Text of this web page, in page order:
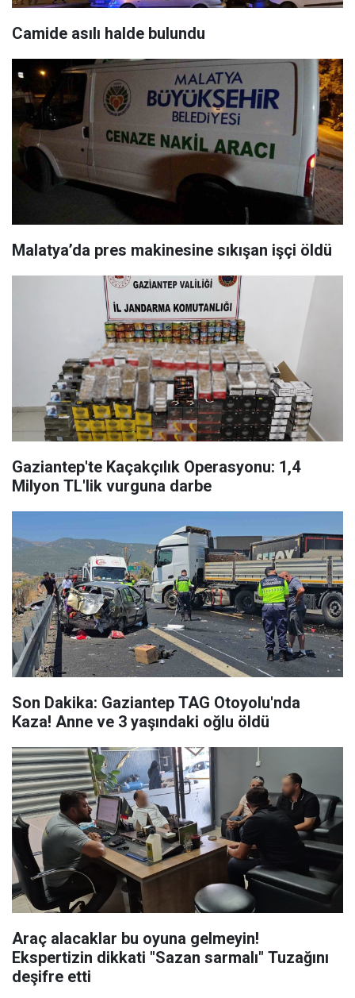
Camide asılı halde bulundu
Malatya’da pres makinesine sıkışan işçi öldü
Gaziantep'te Kaçakçılık Operasyonu: 1,4
Milyon TL'lik vurguna darbe
Son Dakika: Gaziantep TAG Otoyolu'nda
Kaza! Anne ve 3 yaşındaki oğlu öldü
Araç alacaklar bu oyuna gelmeyin!
Ekspertizin dikkati "Sazan sarmalı" Tuzağını
deşifre etti